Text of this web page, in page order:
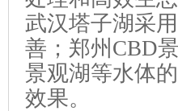
武汉塔子湖采
善；郑州CBD
景观湖等水体
效果。